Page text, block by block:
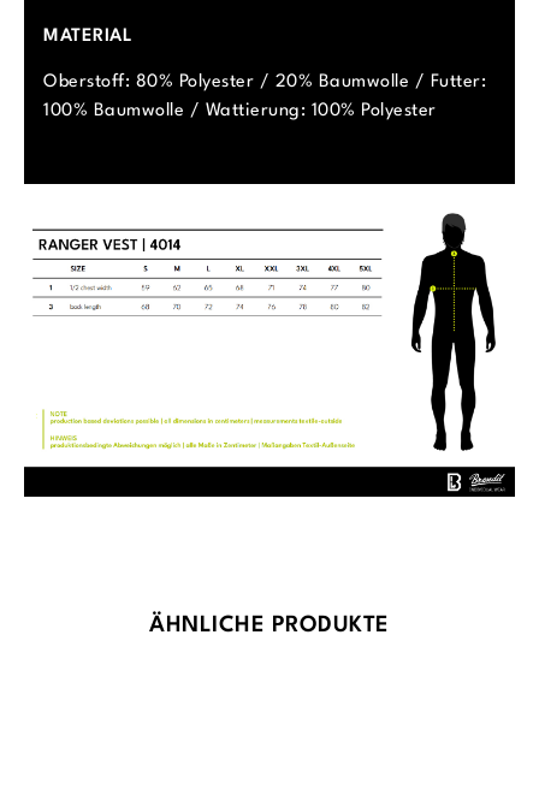
MATERIAL
Oberstoff: 80% Polyester / 20% Baumwolle / Futter:
100% Baumwolle / Wattierung: 100% Polyester
Produktgalerie überspringen
ÄHNLICHE PRODUKTE